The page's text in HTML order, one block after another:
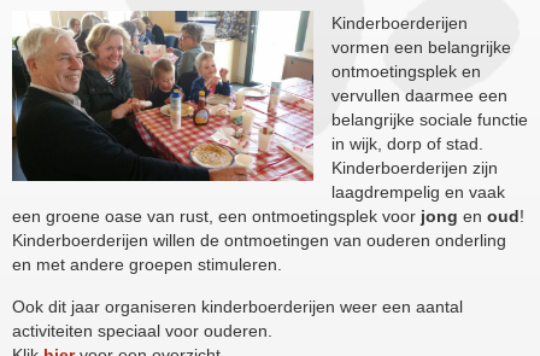
Kinderboerderijen
vormen een belangrijke
ontmoetingsplek en
vervullen daarmee een
belangrijke sociale functie
in wijk, dorp of stad.
Kinderboerderijen zijn
laagdrempelig en vaak
een groene oase van rust, een ontmoetingsplek voor jong en oud!
Kinderboerderijen willen de ontmoetingen van ouderen onderling
en met andere groepen stimuleren.
Ook dit jaar organiseren kinderboerderijen weer een aantal
activiteiten speciaal voor ouderen.